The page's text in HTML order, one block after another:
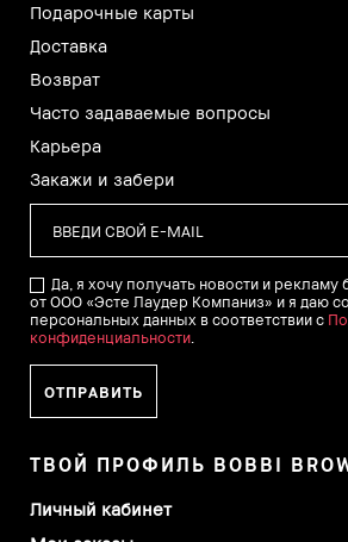
Подарочные карты
Доставка
Возврат
Часто задаваемые вопросы
Карьера
Закажи и забери
Да, я хочу получать новости и рекламу
от ООО «Эсте Лаудер Компаниз» и я даю
персональных данных в соответствии с
конфиденциальности.
ТВОЙ ПРОФИЛЬ BOBBI
Личный кабинет